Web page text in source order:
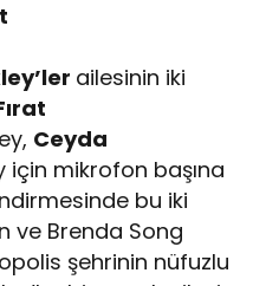
ailesinin iki
Ceyda
için mikrofon başına
bu iki
ve Brenda Song
şehrinin nüfuzlu